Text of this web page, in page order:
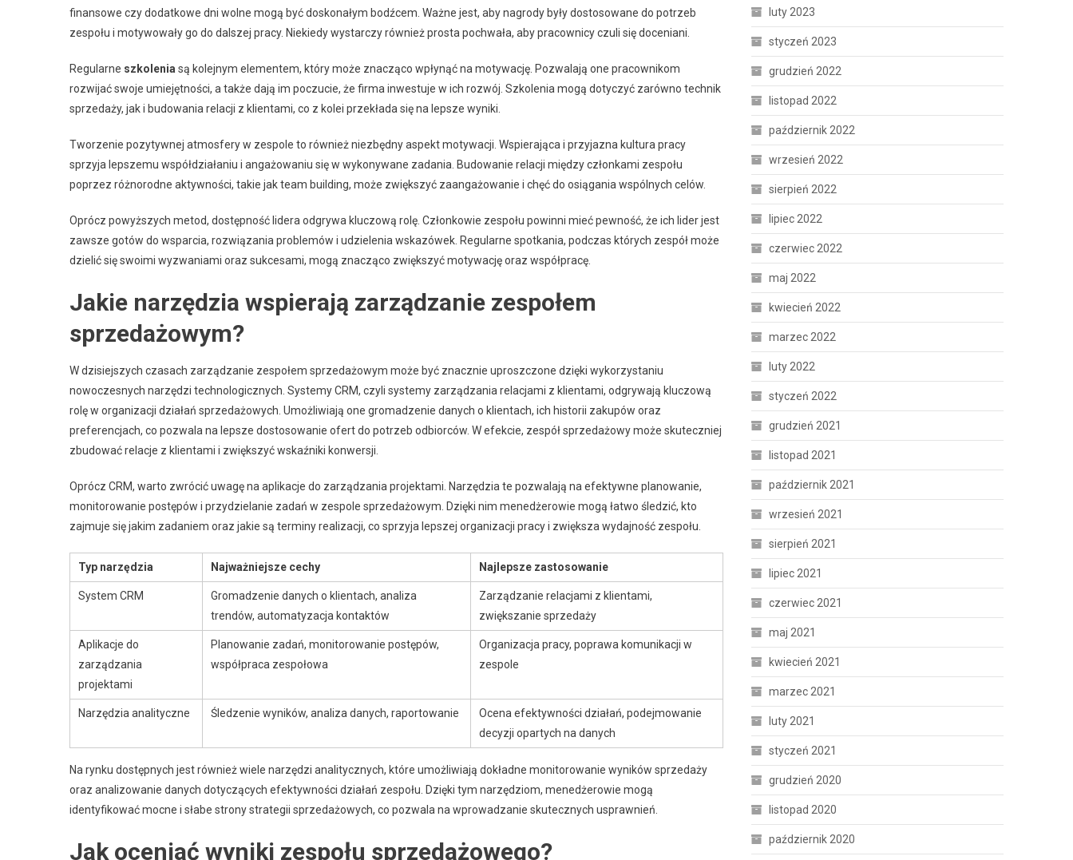
finansowe czy dodatkowe dni wolne mogą być doskonałym bodźcem. Ważne jest, aby nagrody były dostosowane do potrzeb
zespołu i motywowały go do dalszej pracy. Niekiedy wystarczy również prosta pochwała, aby pracownicy czuli się doceniani.
Regularne szkolenia są kolejnym elementem, który może znacząco wpłynąć na motywację. Pozwalają one pracownikom
rozwijać swoje umiejętności, a także dają im poczucie, że firma inwestuje w ich rozwój. Szkolenia mogą dotyczyć zarówno technik
sprzedaży, jak i budowania relacji z klientami, co z kolei przekłada się na lepsze wyniki.
Tworzenie pozytywnej atmosfery w zespole to również niezbędny aspekt motywacji. Wspierająca i przyjazna kultura pracy
sprzyja lepszemu współdziałaniu i angażowaniu się w wykonywane zadania. Budowanie relacji między członkami zespołu
poprzez różnorodne aktywności, takie jak team building, może zwiększyć zaangażowanie i chęć do osiągania wspólnych celów.
Oprócz powyższych metod, dostępność lidera odgrywa kluczową rolę. Członkowie zespołu powinni mieć pewność, że ich lider jest
zawsze gotów do wsparcia, rozwiązania problemów i udzielenia wskazówek. Regularne spotkania, podczas których zespół może
dzielić się swoimi wyzwaniami oraz sukcesami, mogą znacząco zwiększyć motywację oraz współpracę.
Jakie narzędzia wspierają zarządzanie zespołem
sprzedażowym?
W dzisiejszych czasach zarządzanie zespołem sprzedażowym może być znacznie uproszczone dzięki wykorzystaniu
nowoczesnych narzędzi technologicznych. Systemy CRM, czyli systemy zarządzania relacjami z klientami, odgrywają kluczową
rolę w organizacji działań sprzedażowych. Umożliwiają one gromadzenie danych o klientach, ich historii zakupów oraz
preferencjach, co pozwala na lepsze dostosowanie ofert do potrzeb odbiorców. W efekcie, zespół sprzedażowy może skuteczniej
zbudować relacje z klientami i zwiększyć wskaźniki konwersji.
Oprócz CRM, warto zwrócić uwagę na aplikacje do zarządzania projektami. Narzędzia te pozwalają na efektywne planowanie,
monitorowanie postępów i przydzielanie zadań w zespole sprzedażowym. Dzięki nim menedżerowie mogą łatwo śledzić, kto
zajmuje się jakim zadaniem oraz jakie są terminy realizacji, co sprzyja lepszej organizacji pracy i zwiększa wydajność zespołu.
Typ narzędzia Najważniejsze cechy Najlepsze zastosowanie
System CRM
Gromadzenie danych o klientach, analiza
trendów, automatyzacja kontaktów
Zarządzanie relacjami z klientami,
zwiększanie sprzedaży
Aplikacje do
zarządzania
projektami
Planowanie zadań, monitorowanie postępów,
współpraca zespołowa
Organizacja pracy, poprawa komunikacji w
zespole
Narzędzia analityczne Śledzenie wyników, analiza danych, raportowanie
Ocena efektywności działań, podejmowanie
decyzji opartych na danych
Na rynku dostępnych jest również wiele narzędzi analitycznych, które umożliwiają dokładne monitorowanie wyników sprzedaży
oraz analizowanie danych dotyczących efektywności działań zespołu. Dzięki tym narzędziom, menedżerowie mogą
identyfikować mocne i słabe strony strategii sprzedażowych, co pozwala na wprowadzanie skutecznych usprawnień.
Jak oceniać wyniki zespołu sprzedażowego?
luty 2023
styczeń 2023
grudzień 2022
listopad 2022
październik 2022
wrzesień 2022
sierpień 2022
lipiec 2022
czerwiec 2022
maj 2022
kwiecień 2022
marzec 2022
luty 2022
styczeń 2022
grudzień 2021
listopad 2021
październik 2021
wrzesień 2021
sierpień 2021
lipiec 2021
czerwiec 2021
maj 2021
kwiecień 2021
marzec 2021
luty 2021
styczeń 2021
grudzień 2020
listopad 2020
październik 2020